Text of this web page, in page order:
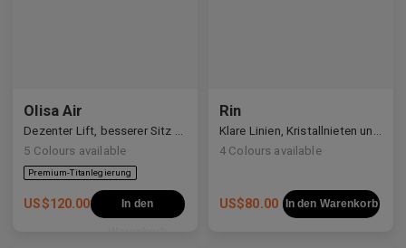
Olisa Air
5 Colours available
US$120.00 In den
Rin
4 Colours available
US$80.00 In den Warenkorb